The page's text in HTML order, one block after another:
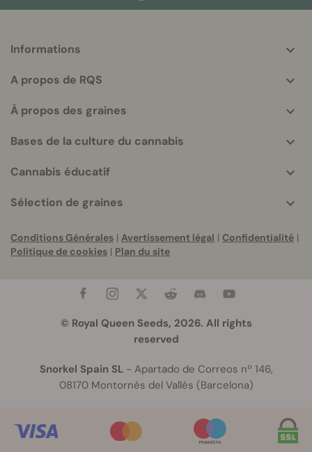
info
Informations
A propos de RQS
À propos des graines
Bases de la culture du cannabis
Cannabis éducatif
Sélection de graines
Conditions Générales | Avertissement légal | Confidentialité |
Politique de cookies | Plan du site
© Royal Queen Seeds, 2026. All rights
reserved
Snorkel Spain SL- Apartado de Correos nº 146,
08170 Montornès del Vallès (Barcelona)